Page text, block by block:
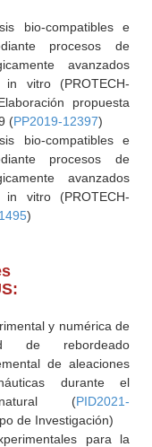
bio-compatibles e
procesos de
avanzados
in vitro (PROTECH-
propuesta
(PP2019-12397)
bio-compatibles e
procesos de
avanzados
in vitro (PROTECH-
)
y numérica de
de rebordeado
de aleaciones
durante el
natural (PID2021-
de Investigación)
para la